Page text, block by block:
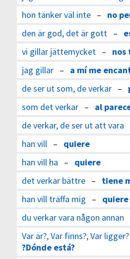
hon tänker väl inte– no
den är god, det är gott –
vi gillar jättemycket – nos
jag gillar– a mí me
de ser ut som, de verkar–
som det verkar– al
de verkar, de ser ut att vara
han vill – quiere
han vill ha – quiere
det verkar bättre– tiene
han vill träffa mig –
du verkar vara någon annan
Var är?, Var finns?, Var ligger?
?Dónde está?